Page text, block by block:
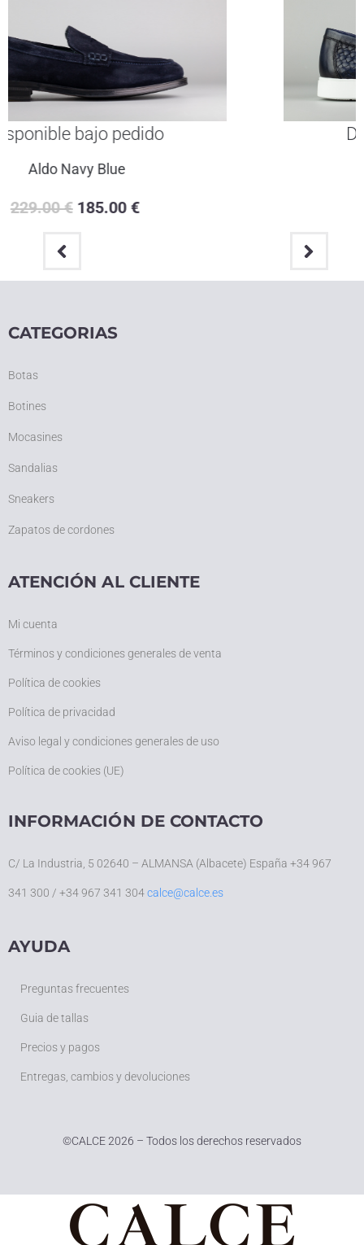
Disponible bajo pedido
259.00
CATEGORIAS
Botas
Botines
Mocasines
Sandalias
Sneakers
Zapatos de cordones
ATENCIÓN AL CLIENTE
Mi cuenta
Términos y condiciones generales de venta
Política de cookies
Política de privacidad
Aviso legal y condiciones generales de uso
Política de cookies (UE)
INFORMACIÓN DE CONTACTO
C/ La Industria, 5 02640 – ALMANSA (Albacete) España +34 967
341 300 / +34 967 341 304calce@calce.es
AYUDA
Preguntas frecuentes
Guia de tallas
Precios y pagos
Entregas, cambios y devoluciones
©CALCE 2026 – Todos los derechos reservados